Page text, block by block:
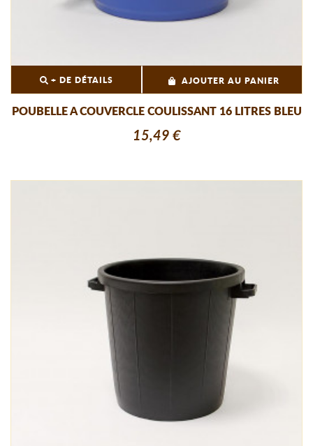
+ DE DÉTAILS AJOUTER AU PANIER
POUBELLE A COUVERCLE COULISSANT 16 LITRES BLEU
15,49 €